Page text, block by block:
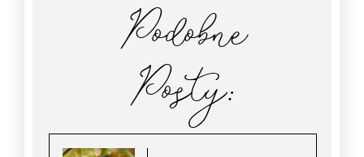
Podobne
Posty: